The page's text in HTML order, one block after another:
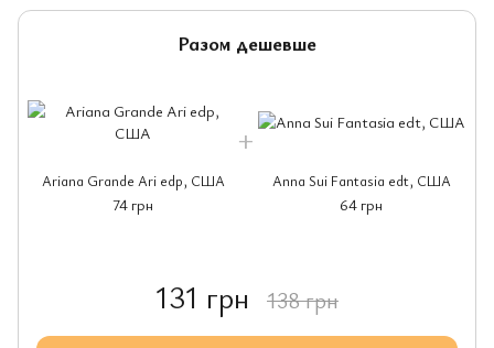
Разом дешевше
Ariana Grande Ari edp, США
74 грн
Anna Sui Fantasia edt, США
64 грн
131 грн 138 грн